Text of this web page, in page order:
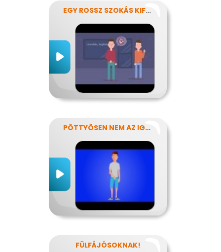
EGY ROSSZ SZOKÁS KIFÜSTÖLÉSE
PÖTTYÖSEN NEM AZ IGAZI
FÜLFÁJÓSOKNAK!